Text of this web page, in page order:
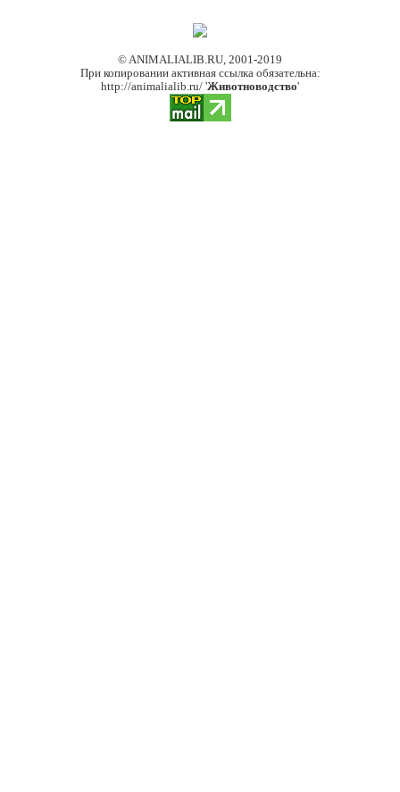
© ANIMALIALIB.RU, 2001-2019
При копировании активная ссылка обязательна:
http://animalialib.ru/ 'Животноводство'